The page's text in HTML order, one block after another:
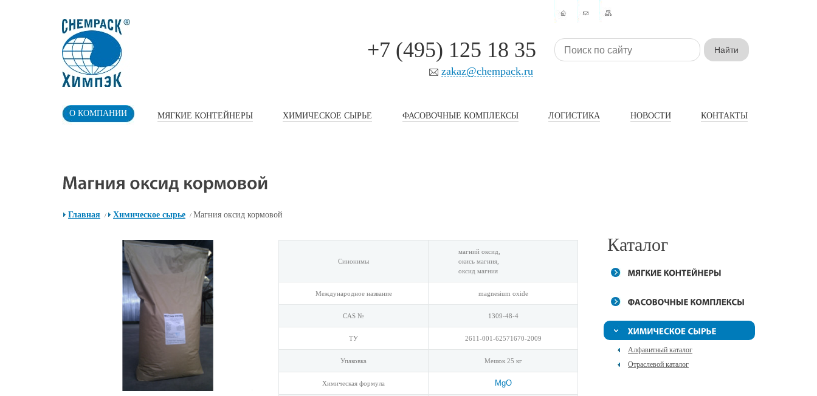
+7 (495) 125 18 35
zakaz@chempack.ru
О КОМПАНИИ МЯГКИЕ КОНТЕЙНЕРЫ ХИМИЧЕСКОЕ СЫРЬЕ ФАСОВОЧНЫЕ КОМПЛЕКСЫ ЛОГИСТИКА НОВОСТИ КОНТАКТЫ
Главная / Химическое сырье / Магния оксид кормовой
Синонимы
магний оксид,
окись магния,
оксид магния
Международное название magnesium oxide
CAS № 1309-48-4
ТУ 2611-001-62571670-2009
Упаковка Мешок 25 кг
Химическая формула MgO
Каталог
Алфавитный каталог
Отраслевой каталог